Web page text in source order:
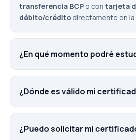
transferencia BCP o con tarjeta
débito/crédito directamente en la
¿En qué momento podré
¿Dónde es válido mi
¿Puedo solicitar mi